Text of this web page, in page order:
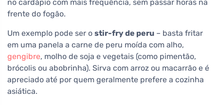
no cardápio com mais frequência, sem passar horas na
frente do fogão.
Um exemplo pode ser o stir-fry de peru – basta fritar
em uma panela a carne de peru moída com alho,
gengibre, molho de soja e vegetais (como pimentão,
brócolis ou abobrinha). Sirva com arroz ou macarrão e é
apreciado até por quem geralmente prefere a cozinha
asiática.